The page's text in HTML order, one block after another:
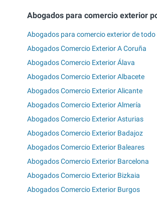
Abogados para comercio exterior
Abogados para comercio exterior de todo
Abogados Comercio Exterior A Coruña
Abogados Comercio Exterior Álava
Abogados Comercio Exterior Albacete
Abogados Comercio Exterior Alicante
Abogados Comercio Exterior Almería
Abogados Comercio Exterior Asturias
Abogados Comercio Exterior Badajoz
Abogados Comercio Exterior Baleares
Abogados Comercio Exterior Barcelona
Abogados Comercio Exterior Bizkaia
Abogados Comercio Exterior Burgos